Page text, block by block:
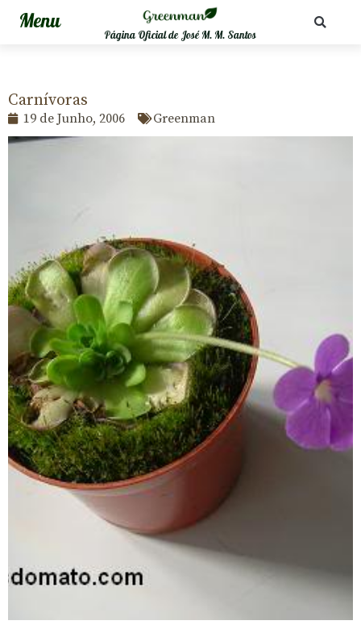
Página Oficial de José M. M. Santos
Carnívoras
19 de Junho, 2006 Greenman